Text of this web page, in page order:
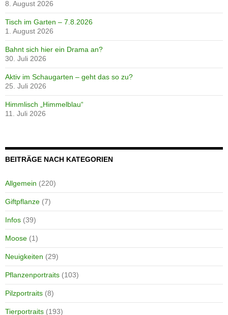
8. August 2026
Tisch im Garten – 7.8.2026
1. August 2026
Bahnt sich hier ein Drama an?
30. Juli 2026
Aktiv im Schaugarten – geht das so zu?
25. Juli 2026
Himmlisch „Himmelblau“
11. Juli 2026
BEITRÄGE NACH KATEGORIEN
Allgemein (220)
Giftpflanze (7)
Infos (39)
Moose (1)
Neuigkeiten (29)
Pflanzenportraits (103)
Pilzportraits (8)
Tierportraits (193)